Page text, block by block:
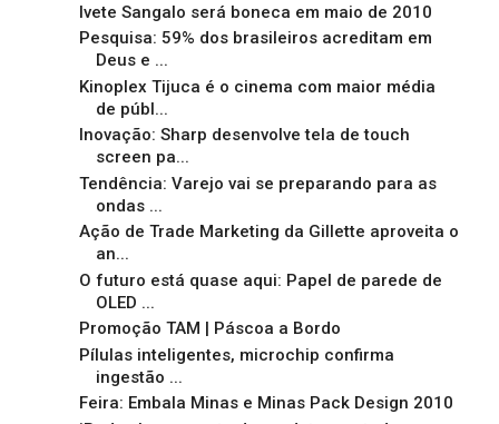
Ivete Sangalo será boneca em maio de 2010
Pesquisa: 59% dos brasileiros acreditam em
Deus e ...
Kinoplex Tijuca é o cinema com maior média
de públ...
Inovação: Sharp desenvolve tela de touch
screen pa...
Tendência: Varejo vai se preparando para as
ondas ...
Ação de Trade Marketing da Gillette aproveita o
an...
O futuro está quase aqui: Papel de parede de
OLED ...
Promoção TAM | Páscoa a Bordo
Pílulas inteligentes, microchip confirma
ingestão ...
Feira: Embala Minas e Minas Pack Design 2010